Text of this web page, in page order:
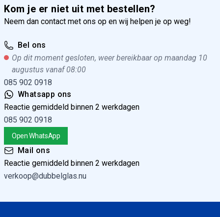
Kom je er niet uit met bestellen?
Neem dan contact met ons op en wij helpen je op weg!
Bel ons
Op dit moment gesloten, weer bereikbaar op maandag 10
augustus vanaf 08:00
085 902 0918
Whatsapp ons
Reactie gemiddeld binnen 2 werkdagen
085 902 0918
Open WhatsApp
Mail ons
Reactie gemiddeld binnen 2 werkdagen
verkoop@dubbelglas.nu